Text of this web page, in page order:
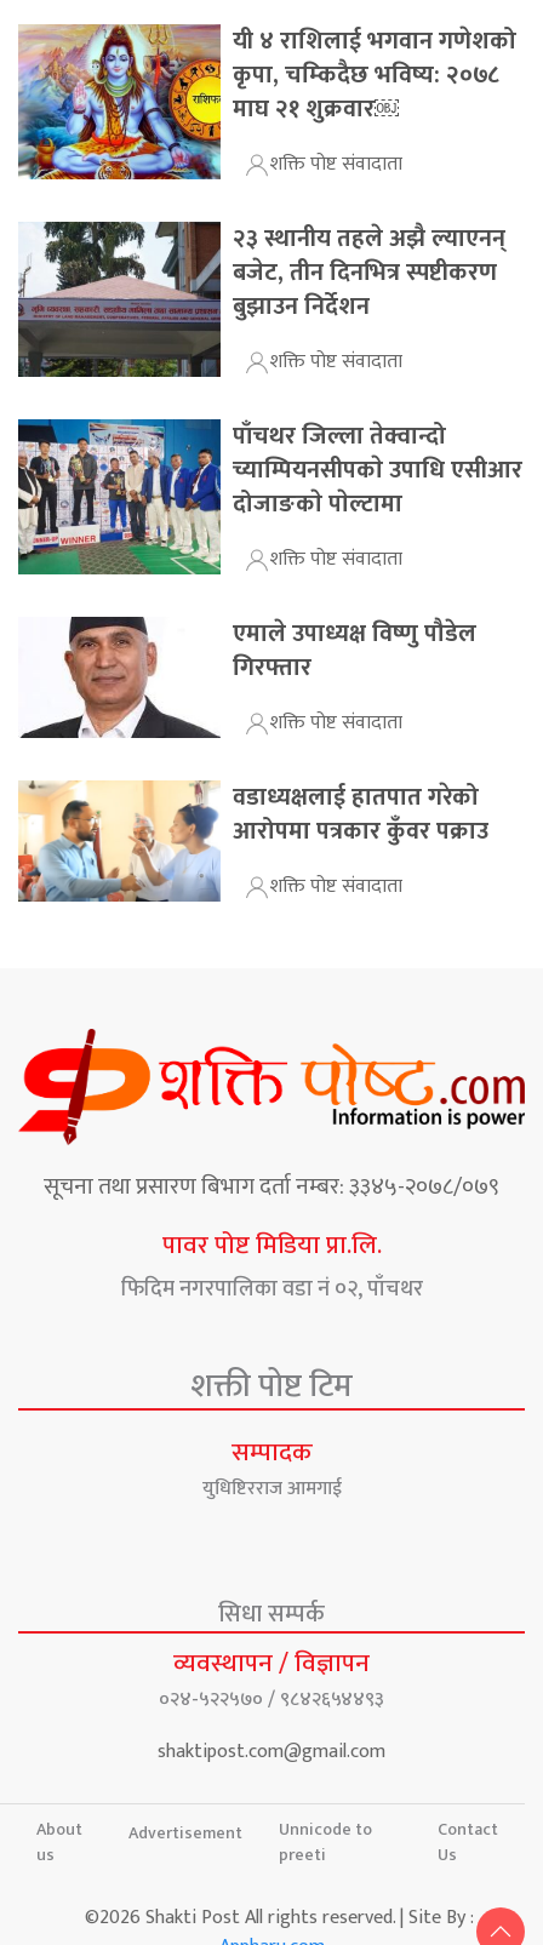
यी ४ राशिलाई भगवान गणेशको
कृपा, चम्किदैछ भविष्य: २०७८
माघ २१ शुक्रवार￼
शक्ति पोष्ट संवादाता
२३ स्थानीय तहले अझै ल्याएनन्
बजेट, तीन दिनभित्र स्पष्टीकरण
बुझाउन निर्देशन
शक्ति पोष्ट संवादाता
पाँचथर जिल्ला तेक्वान्दो
च्याम्पियनसीपकाे उपाधि एसीआर
दोजाङकाे पाेल्टामा
शक्ति पोष्ट संवादाता
एमाले उपाध्यक्ष विष्णु पौडेल
गिरफ्तार
शक्ति पोष्ट संवादाता
वडाध्यक्षलाई हातपात गरेको
आरोपमा पत्रकार कुँवर पक्राउ
शक्ति पोष्ट संवादाता
सूचना तथा प्रसारण बिभाग दर्ता नम्बर: ३३४५-२०७८/०७९
पावर पोष्ट मिडिया प्रा.लि.
फिदिम नगरपालिका वडा नं ०२, पाँचथर
शक्ती पोष्ट टिम
सम्पादक
युधिष्टिरराज आमगाई
सिधा सम्पर्क
व्यवस्थापन / विज्ञापन
०२४-५२२५७० / ९८४२६५४४९३
shaktipost.com@gmail.com
About
us
Advertisement
Unnicode to
preeti
Contact
Us
©2026 Shakti Post All rights reserved. | Site By :